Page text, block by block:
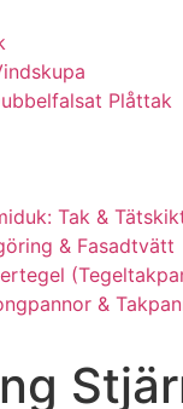
Plåttak
Tak &
& Fasadtvätt
&